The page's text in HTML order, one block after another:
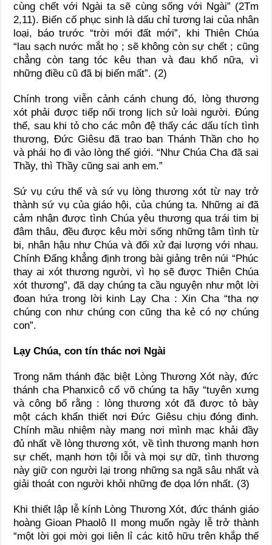
cùng chết với Ngài ta sẽ cùng sống với Ngài” (2Tm
2,11). Biến cố phục sinh là dấu chỉ tương lai của nhân
loại, báo trước “trời mới đất mới”, khi Thiên Chúa
“lau sạch nước mắt họ ; sẽ không còn sự chết ; cũng
chẳng còn tang tóc kêu than và đau khổ nữa, vì
những điều cũ đã bị biến mất”. (2)
Chính trong viễn cảnh cánh chung đó, lòng thương
xót phải được tiếp nối trong lịch sử loài người. Đúng
thế, sau khi tỏ cho các môn đệ thấy các dấu tích tình
thương, Đức Giêsu đã trao ban Thánh Thần cho họ
và phái họ đi vào lòng thế giới. “Như Chúa Cha đã sai
Thầy, thì Thầy cũng sai anh em.”
Sứ vụ cứu thế và sứ vụ lòng thương xót từ nay trở
thành sứ vụ của giáo hội, của chúng ta. Những ai đã
cảm nhận được tình Chúa yêu thương qua trái tim bị
đâm thâu, đều được kêu mời sống những tâm tình từ
bi, nhân hậu như Chúa và đối xử đại lượng với nhau.
Chính Đấng khẳng định trong bài giảng trên núi “Phúc
thay ai xót thương người, vì họ sẽ được Thiên Chúa
xót thương”, đã dạy chúng ta cầu nguyện như một lời
đoan hứa trong lời kinh Lạy Cha : Xin Cha “tha nợ
chúng con như chúng con cũng tha kẻ có nợ chúng
con”.
Lạy Chúa, con tín thác nơi Ngài
Trong năm thánh đặc biệt Lòng Thương Xót này, đức
thánh cha Phanxicô cổ võ chúng ta hãy “tuyên xưng
và công bố rằng : lòng thương xót đã được tỏ bày
một cách khẩn thiết nơi Đức Giêsu chịu đóng đinh.
Chính mầu nhiệm này mang nơi mình mạc khải đầy
đủ nhất về lòng thương xót, về tình thương mạnh hơn
sự chết, mạnh hơn tội lỗi và mọi sự dữ, tình thương
này giữ con người lại trong những sa ngã sâu nhất và
giải thoát con người khỏi những đe dọa lớn nhất. (3)
Khi thiết lập lễ kính Lòng Thương Xót, đức thánh giáo
hoàng Gioan Phaolô II mong muốn ngày lễ trở thành
“một lời gọi mời gọi liên lỉ các kitô hữu trên khắp thế